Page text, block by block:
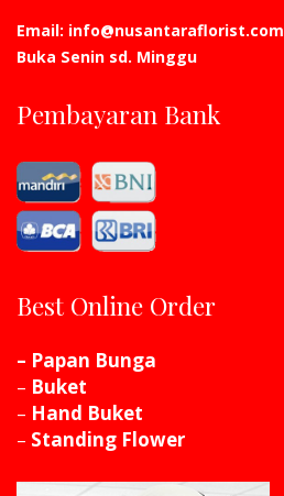
Email: info@nusantaraflorist.com
Buka Senin sd. Minggu
Pembayaran Bank
Best Online Order
– Papan Bunga
– Buket
– Hand Buket
– Standing Flower